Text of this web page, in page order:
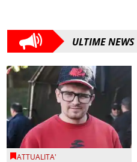
ULTIME NEWS
ATTUALITA'